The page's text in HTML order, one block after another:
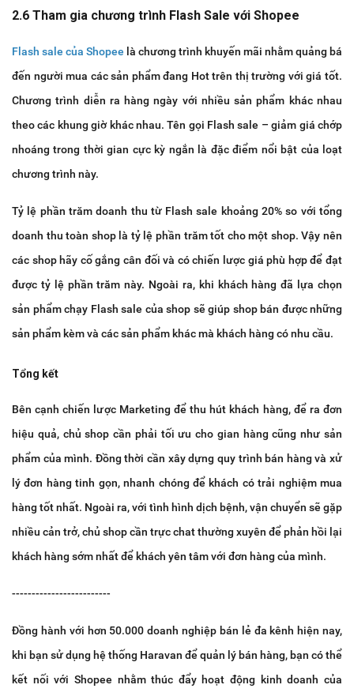
2.6 Tham gia chương trình Flash Sale với Shopee
Flash sale của Shopee là chương trình khuyến mãi nhằm quảng bá
đến người mua các sản phẩm đang Hot trên thị trường với giá tốt.
Chương trình diễn ra hàng ngày với nhiều sản phẩm khác nhau
theo các khung giờ khác nhau. Tên gọi Flash sale – giảm giá chớp
nhoáng trong thời gian cực kỳ ngắn là đặc điểm nổi bật của loạt
chương trình này.
Tỷ lệ phần trăm doanh thu từ Flash sale khoảng 20% so với tổng
doanh thu toàn shop là tỷ lệ phần trăm tốt cho một shop. Vậy nên
các shop hãy cố gắng cân đối và có chiến lược giá phù hợp để đạt
được tỷ lệ phần trăm này. Ngoài ra, khi khách hàng đã lựa chọn
sản phẩm chạy Flash sale của shop sẽ giúp shop bán được những
sản phẩm kèm và các sản phẩm khác mà khách hàng có nhu cầu.
Tổng kết
Bên cạnh chiến lược Marketing để thu hút khách hàng, để ra đơn
hiệu quả, chủ shop cần phải tối ưu cho gian hàng cũng như sản
phẩm của mình. Đồng thời cần xây dựng quy trình bán hàng và xử
lý đơn hàng tinh gọn, nhanh chóng để khách có trải nghiệm mua
hàng tốt nhất. Ngoài ra, với tình hình dịch bệnh, vận chuyển sẽ gặp
nhiều cản trở, chủ shop cần trực chat thường xuyên để phản hồi lại
khách hàng sớm nhất để khách yên tâm với đơn hàng của mình.
-------------------------
Đồng hành với hơn 50.000 doanh nghiệp bán lẻ đa kênh hiện nay,
khi bạn sử dụng hệ thống Haravan để quản lý bán hàng, bạn có thể
kết nối với Shopee nhằm thúc đẩy hoạt động kinh doanh của